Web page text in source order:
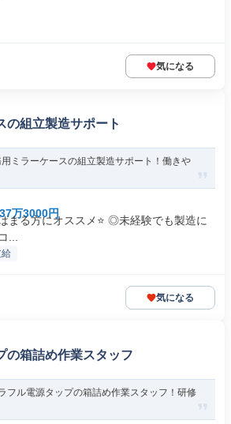
気になる
の組立製造サポート
用ミラーケースの組立製造サポート！働きや
万3000円
まる方にオススメ⭐️ ◎未経験でも製造に
...
気になる
の箱詰め作業スタッフ
フル電源タップの箱詰め作業スタッフ！研修